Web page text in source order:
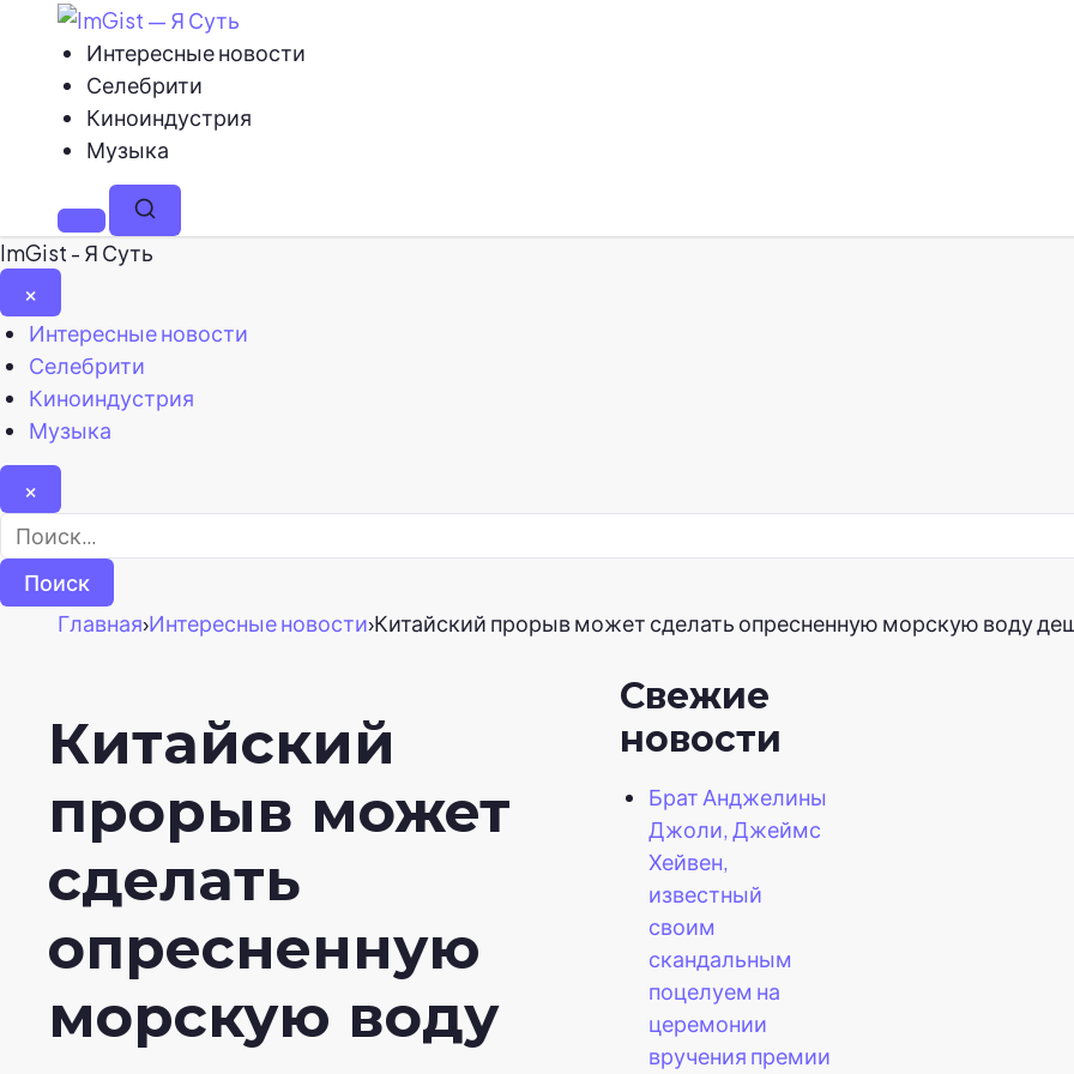
Интересные новости
Селебрити
Киноиндустрия
Музыка
МенюПоиск
ImGist - Я Суть
×
Закрыть
меню
Интересные новости
Селебрити
Киноиндустрия
Музыка
×
Найти:
Главная›Интересные новости›Китайский прорыв может сделать опресненную морскую воду
Китайский
прорыв может
сделать
опресненную
морскую воду
Свежие
новости
Брат Анджелины
Джоли, Джеймс
Хейвен,
известный
своим
скандальным
поцелуем на
церемонии
вручения премии